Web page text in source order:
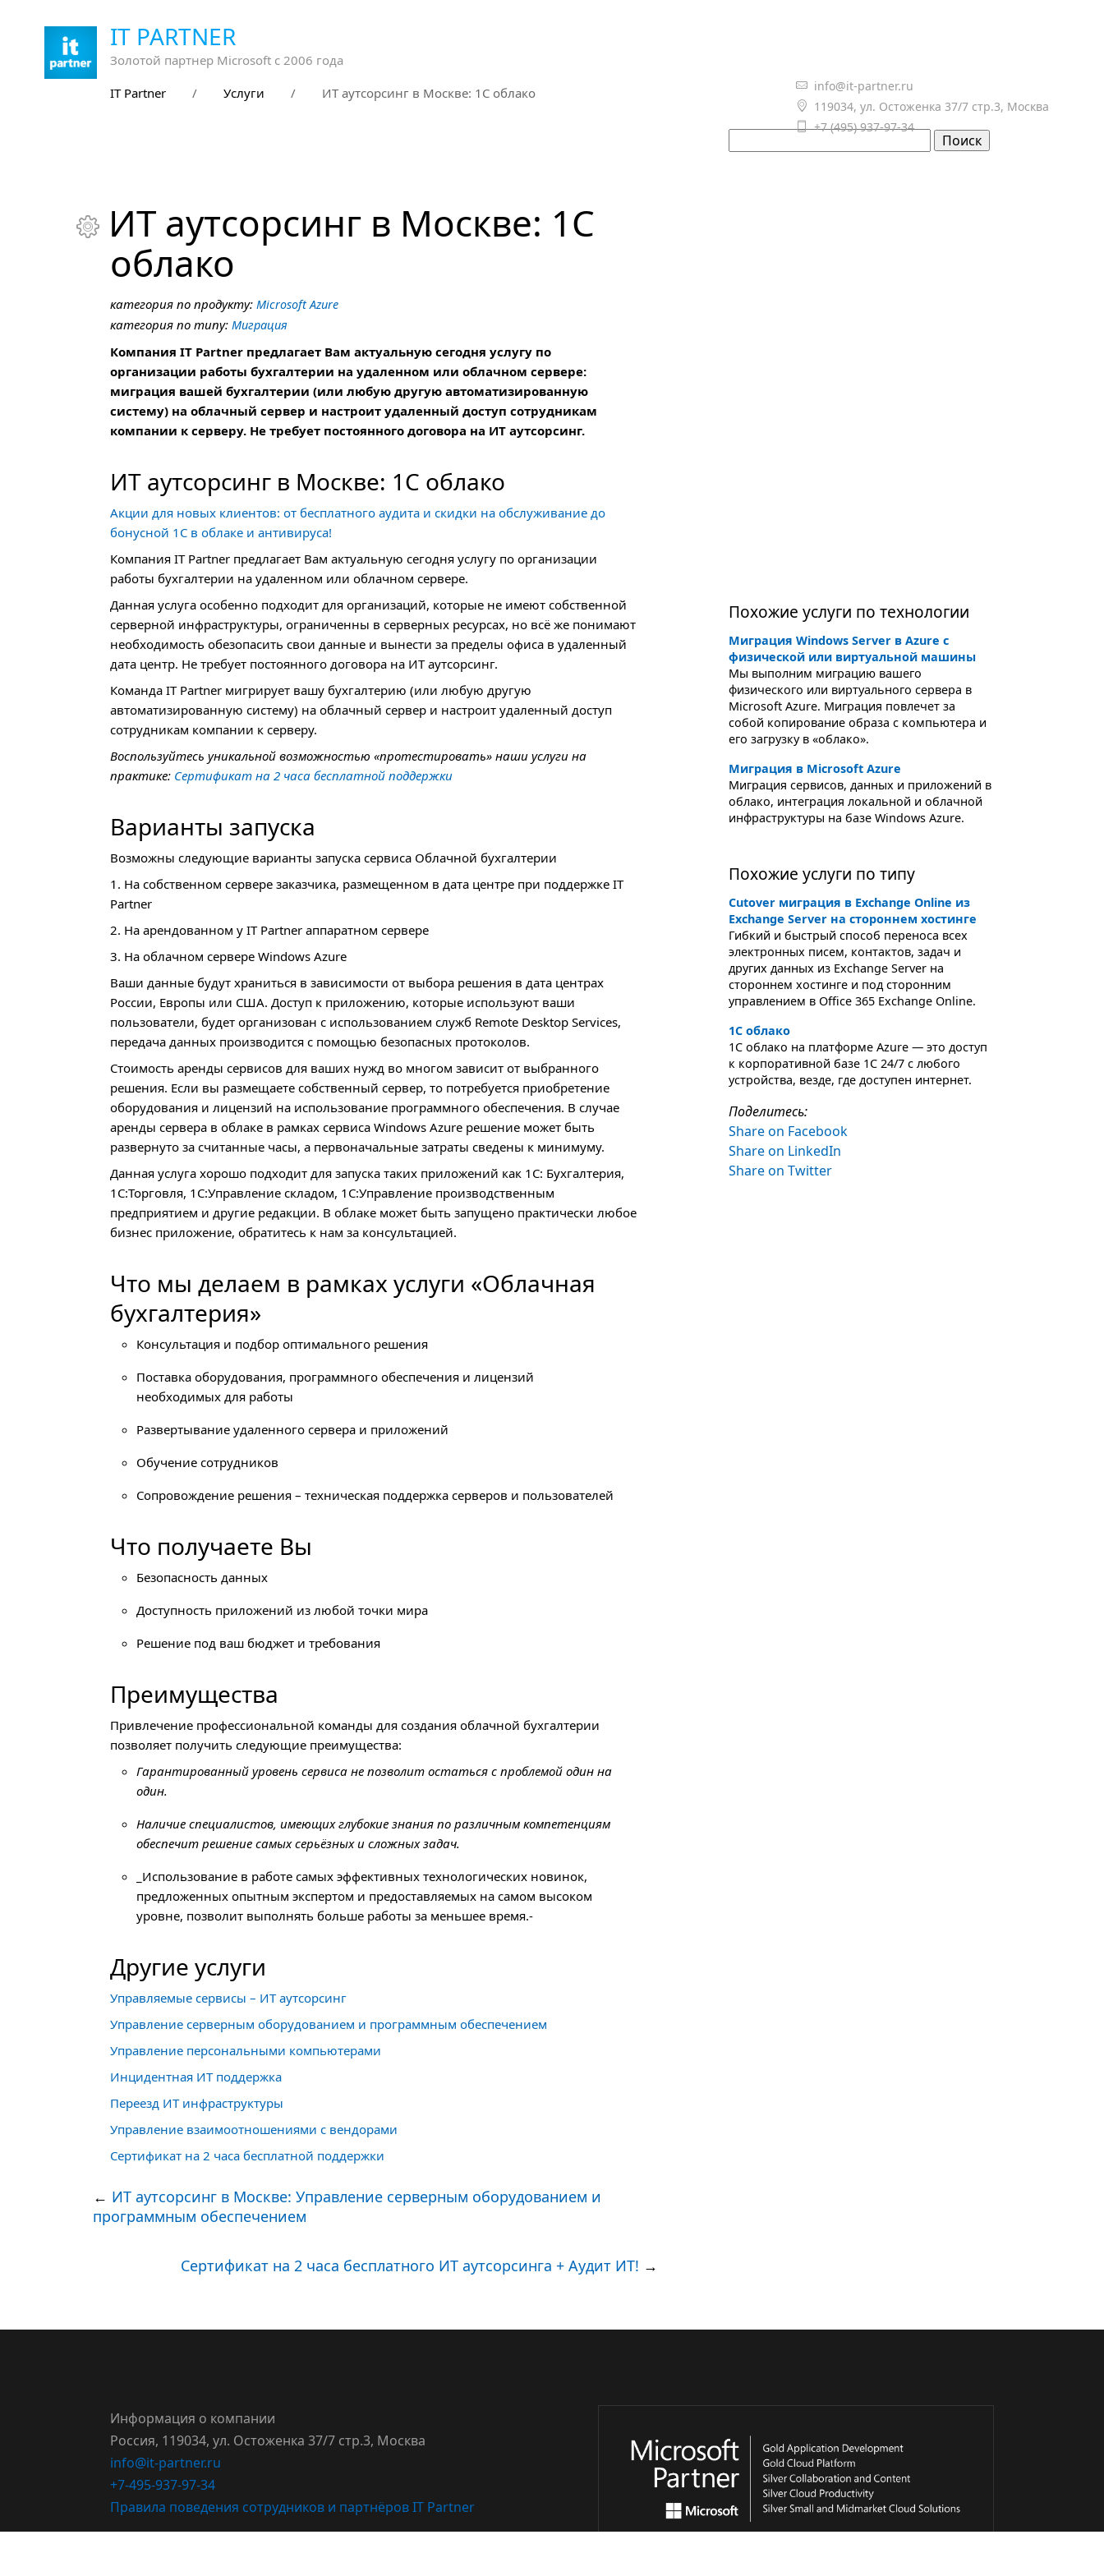
 info@it-partner.ru
 119034, ул. Остоженка 37/7 стр.3, Москва
 +7 (495) 937-97-34
IT PARTNER
Золотой партнер Microsoft с 2006 года
IT Partner
/ Услуги / ИТ аутсорсинг в Москве: 1С облако
ИТ аутсорсинг в Москве: 1С
облако
категория по продукту:Microsoft Azure
категория по типу:Миграция
Компания IT Partner предлагает Вам актуальную сегодня услугу по
организации работы бухгалтерии на удаленном или облачном сервере:
миграция вашей бухгалтерии (или любую другую автоматизированную
систему) на облачный сервер и настроит удаленный доступ сотрудникам
компании к серверу. Не требует постоянного договора на ИТ аутсорсинг.
ИТ аутсорсинг в Москве: 1С облако
Акции для новых клиентов: от бесплатного аудита и скидки на обслуживание до
бонусной 1С в облаке и антивируса!
Компания IT Partner предлагает Вам актуальную сегодня услугу по организации
работы бухгалтерии на удаленном или облачном сервере.
Данная услуга особенно подходит для организаций, которые не имеют собственной
серверной инфраструктуры, ограниченны в серверных ресурсах, но всё же понимают
необходимость обезопасить свои данные и вынести за пределы офиса в удаленный
дата центр. Не требует постоянного договора на ИТ аутсорсинг.
Команда IT Partner мигрирует вашу бухгалтерию (или любую другую
автоматизированную систему) на облачный сервер и настроит удаленный доступ
сотрудникам компании к серверу.
Воспользуйтесь уникальной возможностью «протестировать» наши услуги на
практике: Сертификат на 2 часа бесплатной поддержки
Варианты запуска
Возможны следующие варианты запуска сервиса Облачной бухгалтерии
1. На собственном сервере заказчика, размещенном в дата центре при поддержке IT
Partner
2. На арендованном у IT Partner аппаратном сервере
3. На облачном сервере Windows Azure
Ваши данные будут храниться в зависимости от выбора решения в дата центрах
России, Европы или США. Доступ к приложению, которые используют ваши
пользователи, будет организован с использованием служб Remote Desktop Services,
передача данных производится с помощью безопасных протоколов.
Стоимость аренды сервисов для ваших нужд во многом зависит от выбранного
решения. Если вы размещаете собственный сервер, то потребуется приобретение
оборудования и лицензий на использование программного обеспечения. В случае
аренды сервера в облаке в рамках сервиса Windows Azure решение может быть
развернуто за считанные часы, а первоначальные затраты сведены к минимуму.
Данная услуга хорошо подходит для запуска таких приложений как 1C: Бухгалтерия,
1С:Торговля, 1С:Управление складом, 1С:Управление производственным
предприятием и другие редакции. В облаке может быть запущено практически любое
бизнес приложение, обратитесь к нам за консультацией.
Что мы делаем в рамках услуги «Облачная
бухгалтерия»
Консультация и подбор оптимального решения
Поставка оборудования, программного обеспечения и лицензий
необходимых для работы
Развертывание удаленного сервера и приложений
Обучение сотрудников
Сопровождение решения – техническая поддержка серверов и пользователей
Что получаете Вы
Безопасность данных
Доступность приложений из любой точки мира
Решение под ваш бюджет и требования
Преимущества
Привлечение профессиональной команды для создания облачной бухгалтерии
позволяет получить следующие преимущества:
Гарантированный уровень сервиса не позволит остаться с проблемой один на
один.
Наличие специалистов, имеющих глубокие знания по различным компетенциям
обеспечит решение самых серьёзных и сложных задач.
_Использование в работе самых эффективных технологических новинок,
предложенных опытным экспертом и предоставляемых на самом высоком
уровне, позволит выполнять больше работы за меньшее время.-
Другие услуги
Управляемые сервисы – ИТ аутсорсинг
Управление серверным оборудованием и программным обеспечением
Управление персональными компьютерами
Инцидентная ИТ поддержка
Переезд ИТ инфраструктуры
Управление взаимоотношениями с вендорами
Сертификат на 2 часа бесплатной поддержки
← ИТ аутсорсинг в Москве: Управление серверным оборудованием и
программным обеспечением
Сертификат на 2 часа бесплатного ИТ аутсорсинга + Аудит ИТ! →
Похожие услуги по технологии
Миграция Windows Server в Azure с
физической или виртуальной машины
Мы выполним миграцию вашего
физического или виртуального сервера в
Microsoft Azure. Миграция повлечет за
собой копирование образа с компьютера и
его загрузку в «облако».
Миграция в Microsoft Azure
Миграция сервисов, данных и приложений в
облако, интеграция локальной и облачной
инфраструктуры на базе Windows Azure.
Похожие услуги по типу
Cutover миграция в Exchange Online из
Exchange Server на стороннем хостинге
Гибкий и быстрый способ переноса всех
электронных писем, контактов, задач и
других данных из Exchange Server на
стороннем хостинге и под сторонним
управлением в Office 365 Exchange Online.
1С облако
1С облако на платформе Azure — это доступ
к корпоративной базе 1С 24/7 с любого
устройства, везде, где доступен интернет.
Поделитесь:
Share on Facebook
Share on LinkedIn
Share on Twitter
Информация о компании
Россия, 119034, ул. Остоженка 37/7 стр.3, Москва
info@it-partner.ru
+7-495-937-97-34
Правила поведения сотрудников и партнёров IT Partner